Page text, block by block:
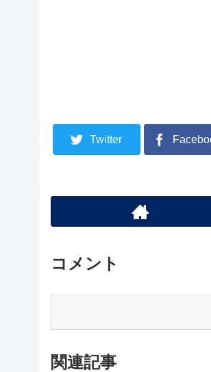
Twitter
コメント
関連記事